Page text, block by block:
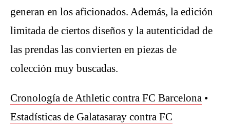
generan en los aficionados. Además, la edición
limitada de ciertos diseños y la autenticidad de
las prendas las convierten en piezas de
colección muy buscadas.
Cronología de Athletic contra FC Barcelona •
Estadísticas de Galatasaray contra FC